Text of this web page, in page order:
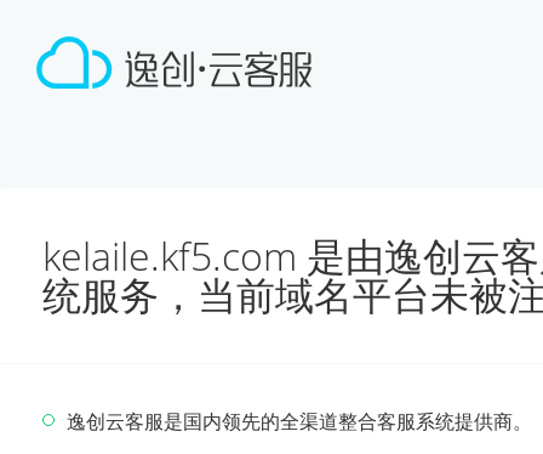
kelaile.kf5.com 是由逸创云
统服务，当前域名平台未被
逸创云客服是国内领先的全渠道整合客服系统提供商。